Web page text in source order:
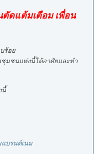
ดแต้มเตือม เพื่อน
ร้อย
ชุมชนแห่งนี้ได้อาศัยและทำ
นี้
บรนด์เนม